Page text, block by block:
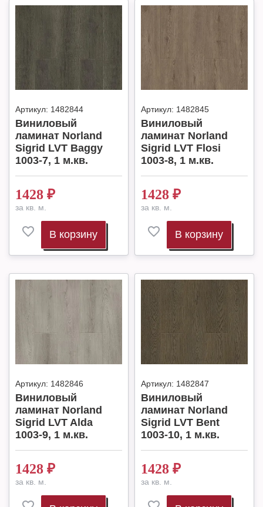
Артикул: 1482844
Виниловый
ламинат Norland
Sigrid LVT Baggy
1003-7, 1 м.кв.
1428 ₽
за кв. м.
В корзину
Артикул: 1482845
Виниловый
ламинат Norland
Sigrid LVT Flosi
1003-8, 1 м.кв.
1428 ₽
за кв. м.
В корзину
Артикул: 1482846
Виниловый
ламинат Norland
Sigrid LVT Alda
1003-9, 1 м.кв.
1428 ₽
за кв. м.
Артикул: 1482847
Виниловый
ламинат Norland
Sigrid LVT Bent
1003-10, 1 м.кв.
1428 ₽
за кв. м.